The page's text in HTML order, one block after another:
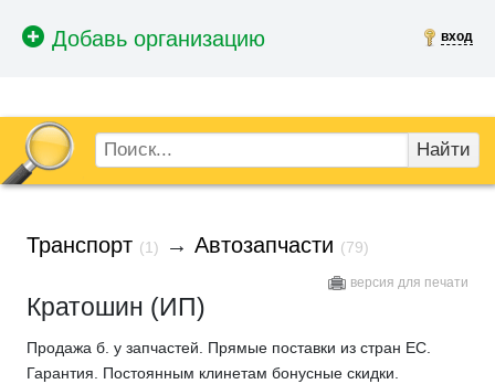
вход
Найти
Транспорт (1) → Автозапчасти (79)
версия для печати
Кратошин (ИП)
Продажа б. у запчастей. Прямые поставки из стран ЕС.
Гарантия. Постоянным клинетам бонусные скидки.